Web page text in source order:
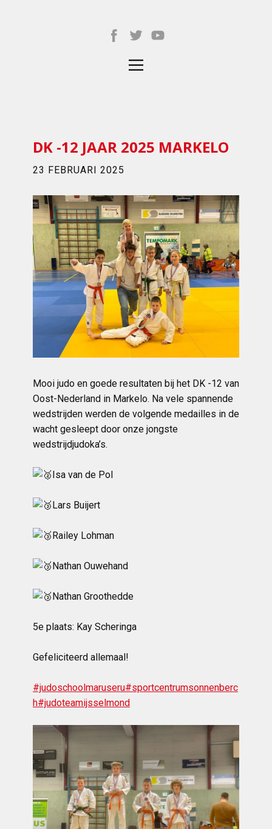
DK -12 JAAR 2025 MARKELO
23 FEBRUARI 2025
Mooi judo en goede resultaten bij het DK -12 van
Oost-Nederland in Markelo. Na vele spannende
wedstrijden werden de volgende medailles in de
wacht gesleept door onze jongste
wedstrijdjudoka’s.
Isa van de Pol
Lars Buijert
Railey Lohman
Nathan Ouwehand
Nathan Groothedde
5e plaats: Kay Scheringa
Gefeliciteerd allemaal!
#judoschoolmaruseru#sportcentrumsonnenberc
h#judoteamijsselmond